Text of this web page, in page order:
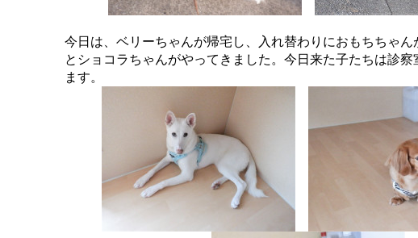
今日は、ベリーちゃんが帰宅し、入れ替わりにおもちちゃん
とショコラちゃんがやってきました。今日来た子たちは診
ます。